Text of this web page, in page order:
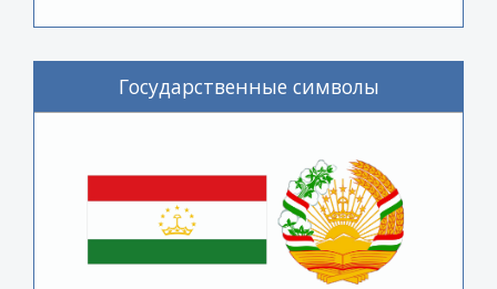
Государственные символы